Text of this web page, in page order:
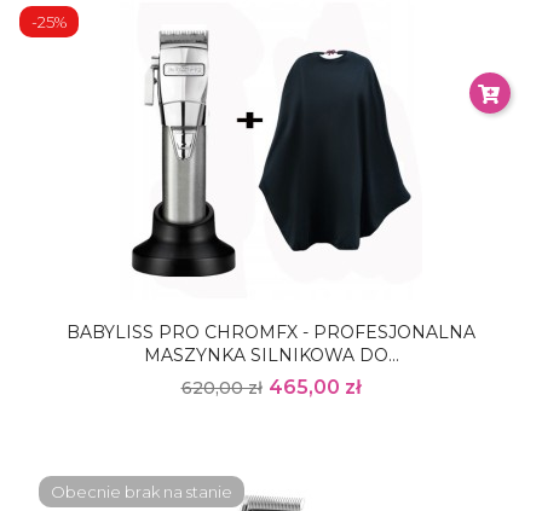
BABYLISS PRO CHROMFX - PROFESJONALNA
MASZYNKA SILNIKOWA DO...
620,00 zł 465,00 zł
-25%
Obecnie brak na stanie